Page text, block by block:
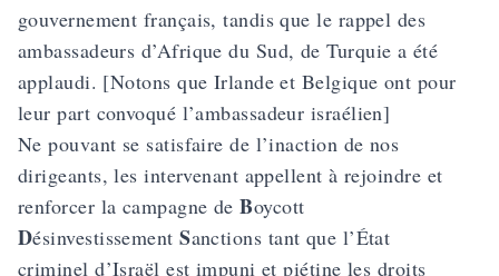
gouvernement français, tandis que le rappel des
ambassadeurs d’Afrique du Sud, de Turquie a été
applaudi. [Notons que Irlande et Belgique ont pour
leur part convoqué l’ambassadeur israélien]
Ne pouvant se satisfaire de l’inaction de nos
dirigeants, les intervenant appellent à rejoindre et
renforcer la campagne deBoycott
DésinvestissementSanctions tant que l’État
criminel d’Israël est impuni et piétine les droits